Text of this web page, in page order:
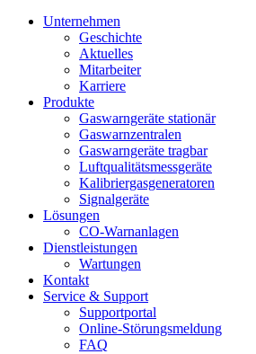
Unternehmen
Geschichte
Aktuelles
Mitarbeiter
Karriere
Produkte
Gaswarngeräte stationär
Gaswarnzentralen
Gaswarngeräte tragbar
Luftqualitätsmessgeräte
Kalibriergasgeneratoren
Signalgeräte
Lösungen
CO-Warnanlagen
Dienstleistungen
Wartungen
Kontakt
Service & Support
Supportportal
Online-Störungsmeldung
FAQ